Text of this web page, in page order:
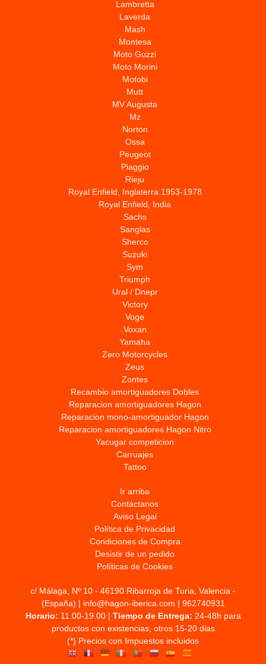
Lambretta
Laverda
Mash
Montesa
Moto Guzzi
Moto Morini
Motobi
Mutt
MV Augusta
Mz
Norton
Ossa
Peugeot
Piaggio
Rieju
Royal Enfield, Inglaterra 1953-1978
Royal Enfield, India
Sachs
Sanglas
Sherco
Suzuki
Sym
Triumph
Ural / Dnepr
Victory
Voge
Voxan
Yamaha
Zero Motorcycles
Zeus
Zontes
Recambio amortiguadores Dobles
Reparacion amortiguadores Hagon
Reparacion mono-amortiguador Hagon
Reparacion amortiguadores Hagon Nitro
Yacugar competicion
Carruajes
Tattoo
Ir arriba
Contáctanos
Aviso Legal
Política de Privacidad
Condiciones de Compra
Desistir de un pedido
Políticas de Cookies
c/ Málaga, Nº 10 - 46190 Ribarroja de Turia, Valencia -
(España) | info@hagon-iberica.com | 962740931
Horario: 11.00-19.00 | Tiempo de Entrega: 24-48h para
productos con existencias, otros 15-20 dias
(*) Precios con Impuestos incluidos